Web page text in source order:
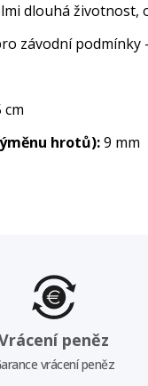
dlouhá životnost,
závodní
cm
hrotů):9 mm
peněz
vrácení peněz